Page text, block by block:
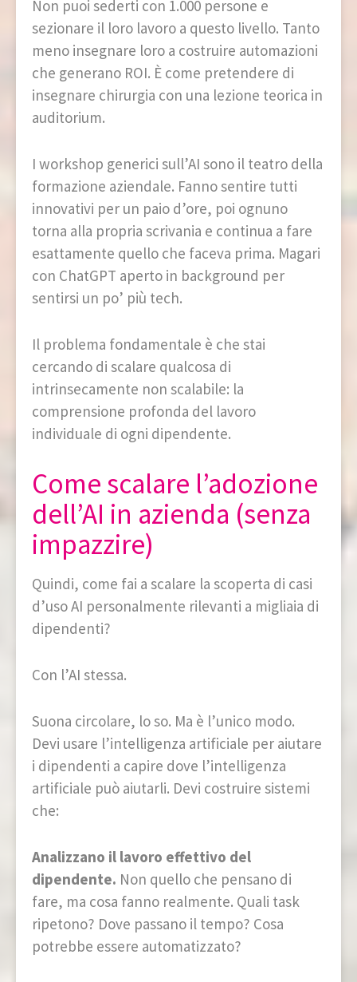
Non puoi sederti con 1.000 persone e
sezionare il loro lavoro a questo livello. Tanto
meno insegnare loro a costruire automazioni
che generano ROI. È come pretendere di
insegnare chirurgia con una lezione teorica in
auditorium.
I workshop generici sull’AI sono il teatro della
formazione aziendale. Fanno sentire tutti
innovativi per un paio d’ore, poi ognuno
torna alla propria scrivania e continua a fare
esattamente quello che faceva prima. Magari
con ChatGPT aperto in background per
sentirsi un po’ più tech.
Il problema fondamentale è che stai
cercando di scalare qualcosa di
intrinsecamente non scalabile: la
comprensione profonda del lavoro
individuale di ogni dipendente.
Come scalare l’adozione
dell’AI in azienda (senza
impazzire)
Quindi, come fai a scalare la scoperta di casi
d’uso AI personalmente rilevanti a migliaia di
dipendenti?
Con l’AI stessa.
Suona circolare, lo so. Ma è l’unico modo.
Devi usare l’intelligenza artificiale per aiutare
i dipendenti a capire dove l’intelligenza
artificiale può aiutarli. Devi costruire sistemi
che:
Analizzano il lavoro effettivo del
dipendente. Non quello che pensano di
fare, ma cosa fanno realmente. Quali task
ripetono? Dove passano il tempo? Cosa
potrebbe essere automatizzato?